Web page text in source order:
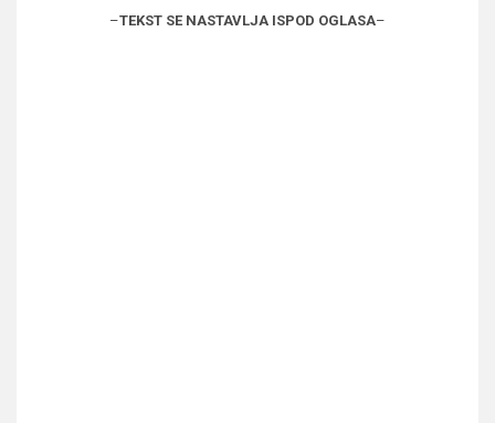
–TEKST SE NASTAVLJA ISPOD OGLASA–